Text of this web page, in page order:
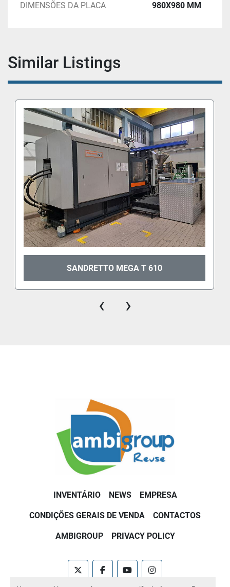
DIMENSÕES DA PLACA 980X980 MM
Similar Listings
SANDRETTO MEGA T 610
‹ ›
INVENTÁRIO NEWS EMPRESA
CONDIÇÕES GERAIS DE VENDA CONTACTOS
AMBIGROUP PRIVACY POLICY
twitter facebookyoutubeinstagram